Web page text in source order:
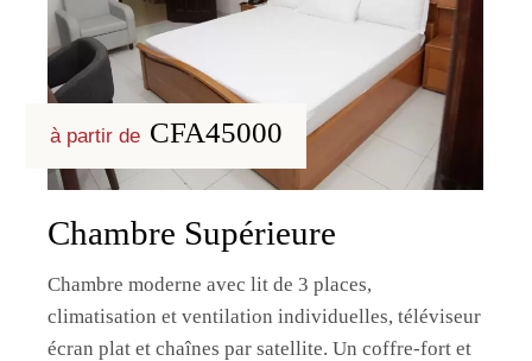
à partir de CFA45000
Chambre Supérieure
Chambre moderne avec lit de 3 places,
climatisation et ventilation individuelles, téléviseur
écran plat et chaînes par satellite. Un coffre-fort et